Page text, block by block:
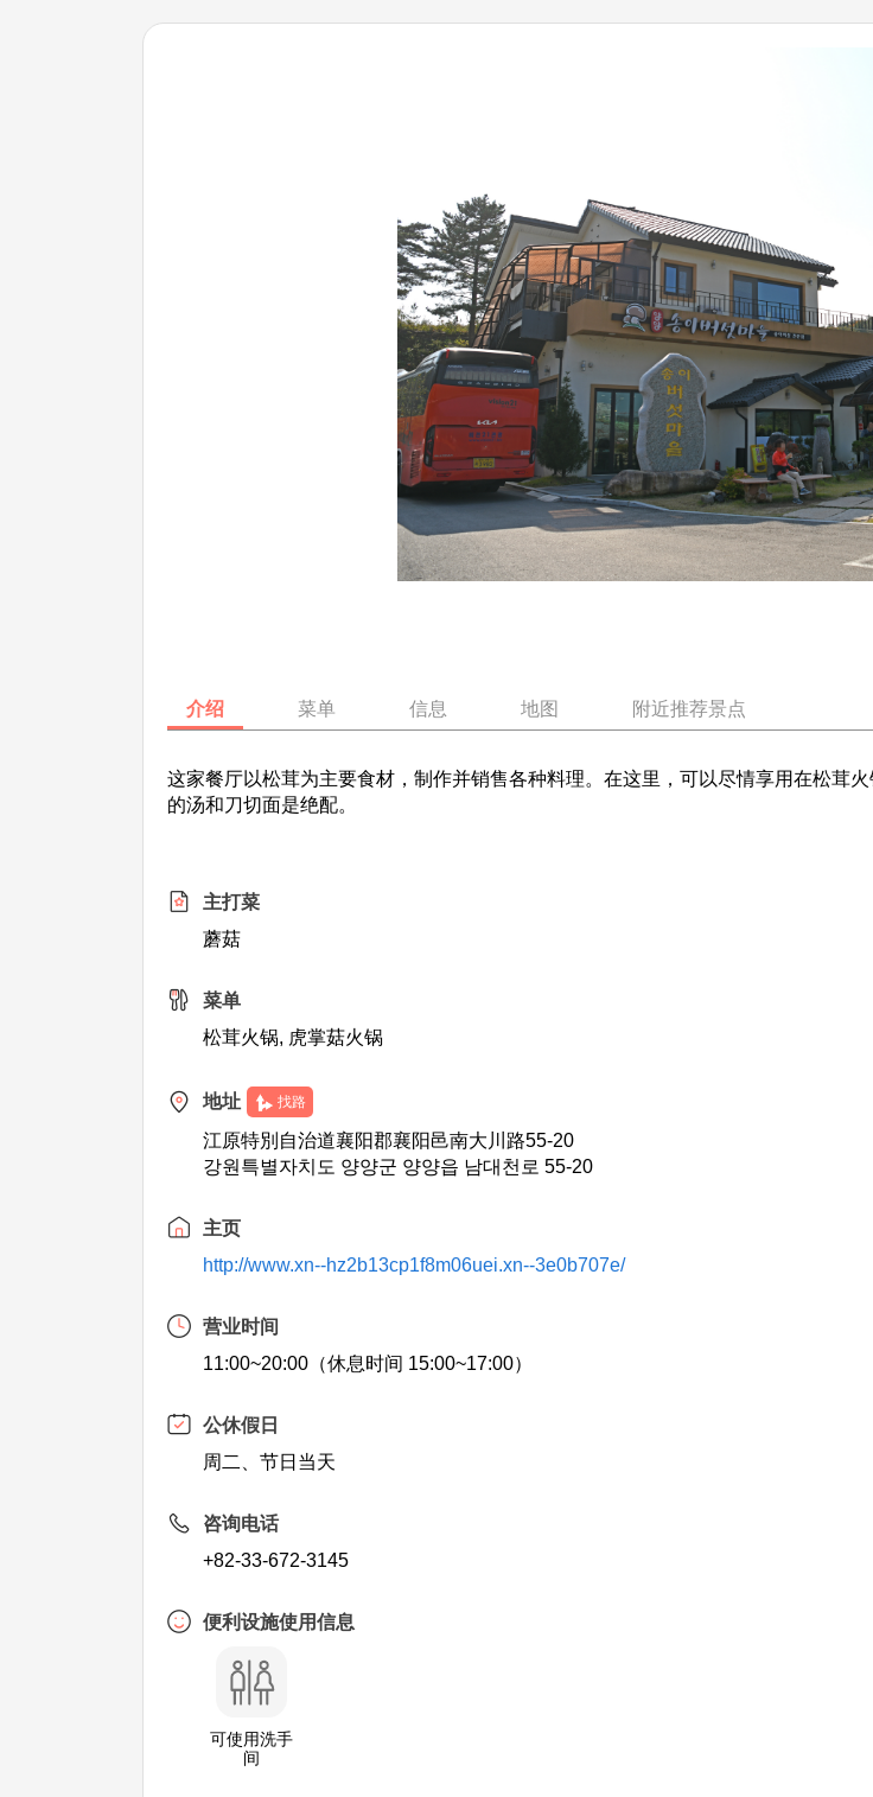
介绍 菜单 信息 地图 附近推荐景点
这家餐厅以松茸为主要食材，制作并销售各种料理。在这里，可以尽情享用在松茸
的汤和刀切面是绝配。
主打菜
蘑菇
菜单
松茸火锅, 虎掌菇火锅
地址 找路
江原特別自治道襄阳郡襄阳邑南大川路55-20
강원특별자치도 양양군 양양읍 남대천로 55-20
主页
http://www.xn--hz2b13cp1f8m06uei.xn--3e0b707e/
营业时间
11:00~20:00（休息时间 15:00~17:00）
公休假日
周二、节日当天
咨询电话
+82-33-672-3145
便利设施使用信息
可使用洗手
间